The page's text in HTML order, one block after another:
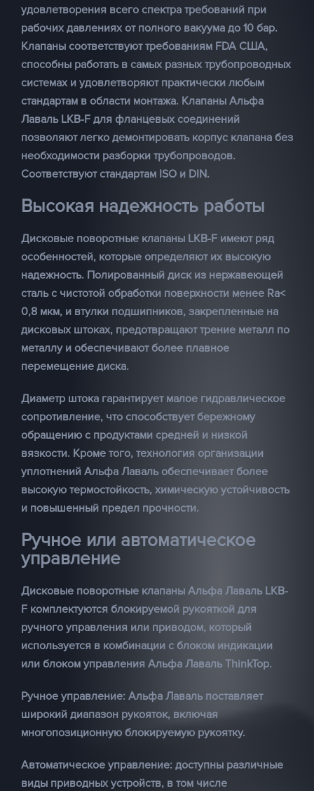
удовлетворения всего спектра требований при
рабочих давлениях от полного вакуума до 10 бар.
Клапаны соответствуют требованиям FDA США,
способны работать в самых разных трубопроводных
системах и удовлетворяют практически любым
стандартам в области монтажа. Клапаны Альфа
Лаваль LKB-F для фланцевых соединений
позволяют легко демонтировать корпус клапана без
необходимости разборки трубопроводов.
Соответствуют стандартам ISO и DIN.
Высокая надежность работы
Дисковые поворотные клапаны LKB-F имеют ряд
особенностей, которые определяют их высокую
надежность. Полированный диск из нержавеющей
сталь с чистотой обработки поверхности менее Ra<
0,8 мкм, и втулки подшипников, закрепленные на
дисковых штоках, предотвращают трение металл по
металлу и обеспечивают более плавное
перемещение диска.
Диаметр штока гарантирует малое гидравлическое
сопротивление, что способствует бережному
обращению с продуктами средней и низкой
вязкости. Кроме того, технология организации
уплотнений Альфа Лаваль обеспечивает более
высокую термостойкость, химическую устойчивость
и повышенный предел прочности.
Ручное или автоматическое
управление
Дисковые поворотные клапаны Альфа Лаваль LKB-
F комплектуются блокируемой рукояткой для
ручного управления или приводом, который
используется в комбинации с блоком индикации
или блоком управления Альфа Лаваль ThinkTop.
Ручное управление: Альфа Лаваль поставляет
широкий диапазон рукояток, включая
многопозиционную блокируемую рукоятку.
Автоматическое управление: доступны различные
виды приводных устройств, в том числе